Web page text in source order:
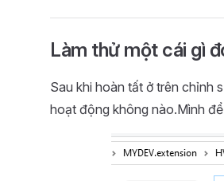
Làm thử một cái gì
Sau khi hoàn tất ở trên chỉnh
hoạt động không nào.Mình